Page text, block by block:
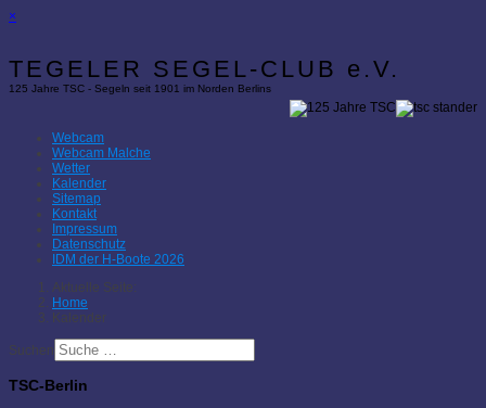
×
TEGELER SEGEL-CLUB e.V.
125 Jahre TSC - Segeln seit 1901 im Norden Berlins
Webcam
Webcam Malche
Wetter
Kalender
Sitemap
Kontakt
Impressum
Datenschutz
IDM der H-Boote 2026
Aktuelle Seite:
Home
Kalender
Suchen
TSC-Berlin